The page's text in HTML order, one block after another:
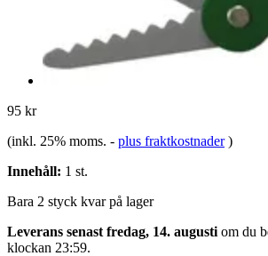
95 kr
(inkl. 25% moms. - plus fraktkostnader )
Innehåll: 1 st.
Bara 2 styck kvar på lager
Leverans senast fredag, 14. augusti om du
klockan 23:59.